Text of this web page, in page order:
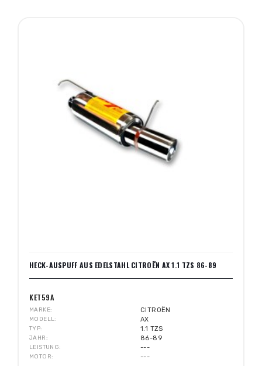
HECK-AUSPUFF AUS EDELSTAHL CITROËN AX 1.1 TZS 86-89
KET59A
MARKE CITROËN
MODELL AX
TYP 1.1 TZS
JAHR 86-89
LEISTUNG ---
MOTOR ---